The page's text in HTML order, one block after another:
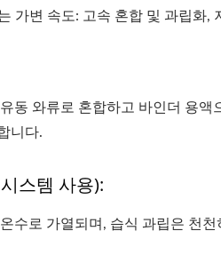
가변 속도: 고속 혼합 및 과립화,
동 와류로 혼합하고 바인더 용
니다.
스템 사용):
수로 가열되며, 습식 과립은 천